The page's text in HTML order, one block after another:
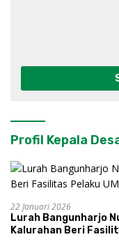
Profil Kepala
22 Januari 2026
Lurah Bangunharjo
Kalurahan Beri